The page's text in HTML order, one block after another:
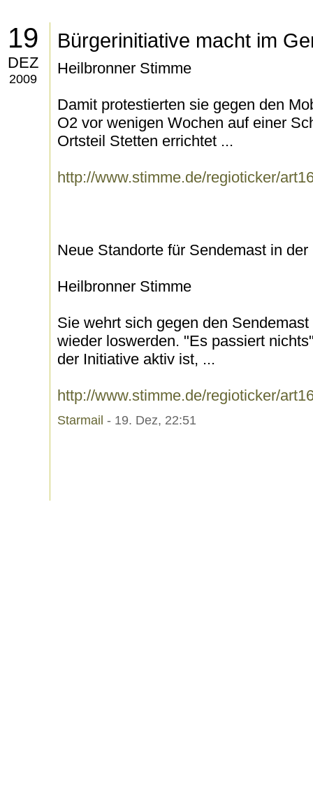
19
DEZ
2009
Bürgerinitiative macht im
Heilbronner Stimme
Damit protestierten sie gegen den
O2 vor wenigen Wochen auf einer
Ortsteil Stetten errichtet ...
http://www.stimme.de/regioticker/
Neue Standorte für Sendemast in
Heilbronner Stimme
Sie wehrt sich gegen den
wieder loswerden. "Es passiert
der Initiative aktiv ist, ...
http://www.stimme.de/regioticker/
Starmail - 19. Dez, 22:51